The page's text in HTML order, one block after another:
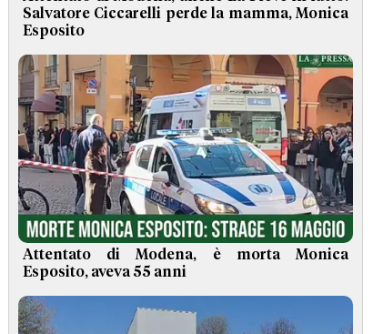
Salvatore Ciccarelli perde la mamma, Monica
Esposito
Attentato di Modena, è morta Monica
Esposito, aveva 55 anni